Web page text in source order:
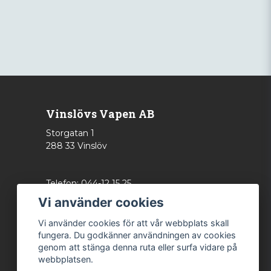
Vinslövs Vapen AB
Storgatan 1
288 33 Vinslöv
Telefon: 044-12 15 25
info@vinslovsvapen.se
Vi använder cookies
Vi använder cookies för att vår webbplats skall
fungera. Du godkänner användningen av cookies
genom att stänga denna ruta eller surfa vidare på
webbplatsen.